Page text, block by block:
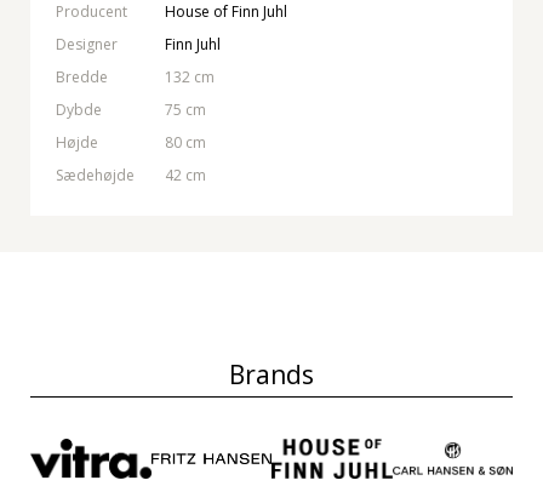
Producent
House of Finn Juhl
Designer
Finn Juhl
Bredde
132 cm
Dybde
75 cm
Højde
80 cm
Sædehøjde
42 cm
Brands